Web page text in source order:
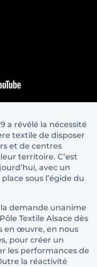
a révélé la nécessité
textile de disposer
et de centres
territoire. C’est
avec un
sous l’égide du
demande unanime
Textile Alsace dès
en œuvre, en nous
pour créer un
les performances de
la réactivité